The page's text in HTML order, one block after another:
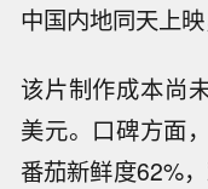
中国内地同天上
该片制作成本尚
美元。口碑方面
番茄新鲜度62%